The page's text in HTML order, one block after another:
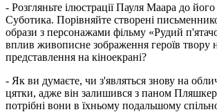
- Розгляньте ілюстрації Пауля Маара до
Суботика. Порівняйте створені
образи з персонажами фільму «Рудий
вплив живописне зображення героїв твору
представлення на кіноекрані?
- Як ви думаєте, чи з'являться знову на
цятки, адже він залишився з паном
потрібні вони в їхньому подальшому